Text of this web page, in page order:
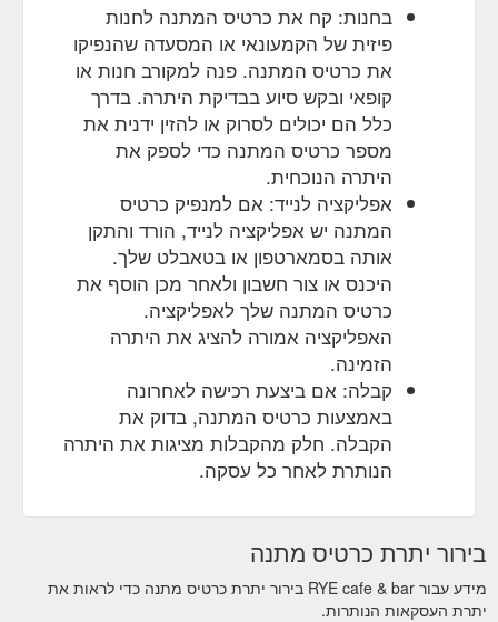
בחנות: קח את כרטיס המתנה לחנות
פיזית של הקמעונאי או המסעדה שהנפיקו
את כרטיס המתנה. פנה למקורב חנות או
קופאי ובקש סיוע בבדיקת היתרה. בדרך
כלל הם יכולים לסרוק או להזין ידנית את
מספר כרטיס המתנה כדי לספק את
היתרה הנוכחית.
אפליקציה לנייד: אם למנפיק כרטיס
המתנה יש אפליקציה לנייד, הורד והתקן
אותה בסמארטפון או בטאבלט שלך.
היכנס או צור חשבון ולאחר מכן הוסף את
כרטיס המתנה שלך לאפליקציה.
האפליקציה אמורה להציג את היתרה
הזמינה.
קבלה: אם ביצעת רכישה לאחרונה
באמצעות כרטיס המתנה, בדוק את
הקבלה. חלק מהקבלות מציגות את היתרה
הנותרת לאחר כל עסקה.
בירור יתרת כרטיס מתנה
מידע עבור RYE cafe & bar בירור יתרת כרטיס מתנה כדי לראות את
יתרת העסקאות הנותרות.